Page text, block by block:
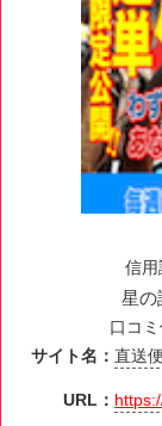
信用
星の
口コミ
サイト名：直送便
URL：